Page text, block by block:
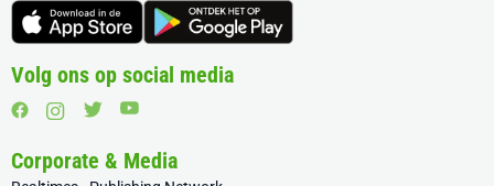
Volg ons op social media
Corporate & Media